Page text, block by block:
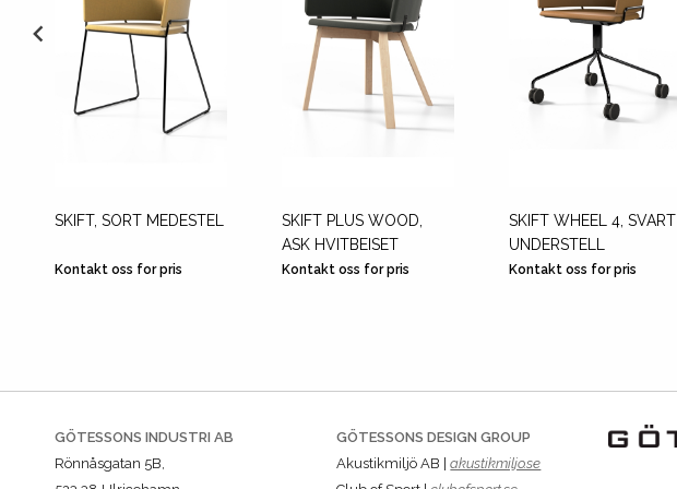
SKIFT, SORT MEDESTEL
Kontakt oss for pris
SKIFT PLUS WOOD,
ASK HVITBEISET
Kontakt oss for pris
SKIFT WHEEL 4, SVART
UNDERSTELL
Kontakt oss for pris
GÖTESSONS INDUSTRI AB
Rönnåsgatan 5B,
GÖTESSONS DESIGN GROUP
Akustikmiljö AB |akustikmiljo.se